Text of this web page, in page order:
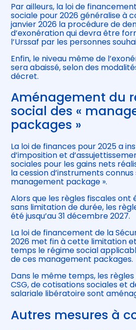
Par ailleurs, la loi de
sociale pour 2026 généralise à
janvier 2026 la procédure de
d’exonération qui devra être
l’Urssaf par les personnes
Enfin, le niveau même de
sera abaissé, selon des
décret.
Aménagement du
social des «
packages »
La loi de finances pour 2025 a
d’imposition et
sociales pour les gains nets
la cession d’instruments connus
management package ».
Alors que les règles fiscales ont
sans limitation de durée, les
été jusqu’au 31 décembre 2027.
La loi de financement de la
2026 met fin à cette limitation
temps le régime social
de ces management packages.
Dans le même temps, les
CSG, de cotisations sociales et
salariale libératoire sont
Autres mesures à